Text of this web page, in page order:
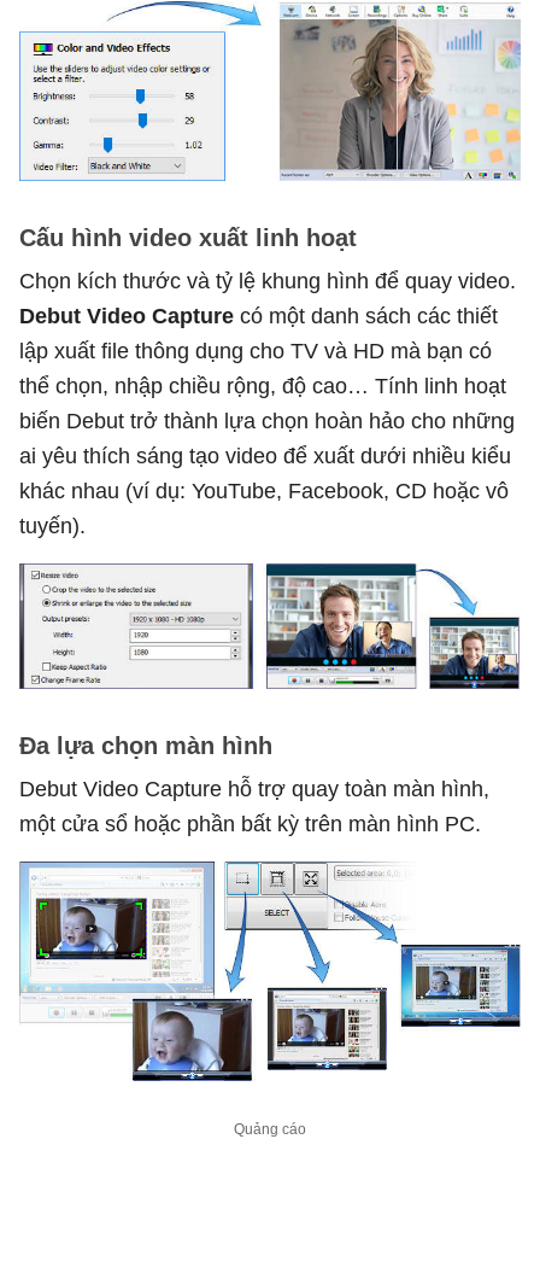
Cấu hình video xuất linh hoạt
Chọn kích thước và tỷ lệ khung hình để quay video.
Debut Video Capture có một danh sách các thiết
lập xuất file thông dụng cho TV và HD mà bạn có
thể chọn, nhập chiều rộng, độ cao… Tính linh hoạt
biến Debut trở thành lựa chọn hoàn hảo cho những
ai yêu thích sáng tạo video để xuất dưới nhiều kiểu
khác nhau (ví dụ: YouTube, Facebook, CD hoặc vô
tuyến).
Đa lựa chọn màn hình
Debut Video Capture hỗ trợ quay toàn màn hình,
một cửa sổ hoặc phần bất kỳ trên màn hình PC.